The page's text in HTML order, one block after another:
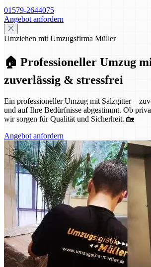
01579-2644075
Angebot anfordern
Umziehen mit Umzugsfirma Müller
🏠 Professioneller Umzug
zuverlässig & stressfrei
Ein professioneller Umzug mit Salzgitter –
und auf Ihre Bedürfnisse abgestimmt. Ob
wir sorgen für Qualität und Sicherheit. 🏡
Angebot anfordern